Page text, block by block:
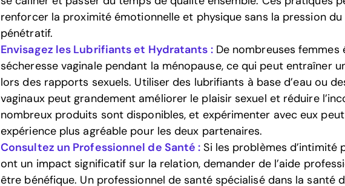
renforcer la proximité émotionnelle et physique sans la pression du
pénétratif.
Envisagez les Lubrifiants et Hydratants :De nombreuses femmes
sécheresse vaginale pendant la ménopause, ce qui peut entraîner
lors des rapports sexuels. Utiliser des lubrifiants à base d’eau ou
vaginaux peut grandement améliorer le plaisir sexuel et réduire
nombreux produits sont disponibles, et expérimenter avec eux
expérience plus agréable pour les deux partenaires.
Consultez un Professionnel de Santé : Si les problèmes d’intimité
ont un impact significatif sur la relation, demander de l’aide
être bénéfique. Un professionnel de santé spécialisé dans la santé